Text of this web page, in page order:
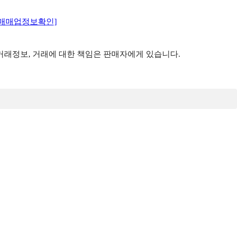
매업정보확인]
정보, 거래에 대한 책임은 판매자에게 있습니다.